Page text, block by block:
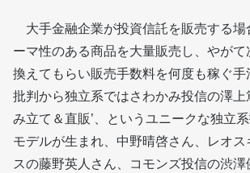
大手金融企業が投資信託を販売する場
ーマ性のある商品を大量販売し、やがて
換えてもらい販売手数料を何度も稼ぐ
批判から独立系ではさわかみ投信の澤上
み立て＆直販’、というユニークな独立
モデルが生まれ、中野晴啓さん、レオス
スの藤野英人さん、コモンズ投信の渋